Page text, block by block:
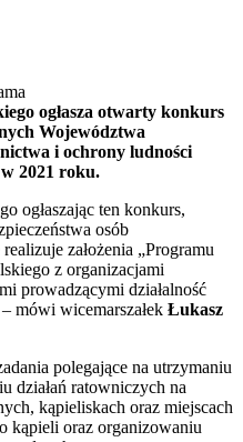
ogłasza otwarty konkurs
Województwa
i ochrony ludności
2021 roku.
ogłaszając ten konkurs,
osób
założenia „Programu
z organizacjami
prowadzącymi działalność
mówi wicemarszałek Łukasz
polegające na utrzymaniu
działań ratowniczych na
kąpieliskach oraz miejscach
kąpieli oraz organizowaniu